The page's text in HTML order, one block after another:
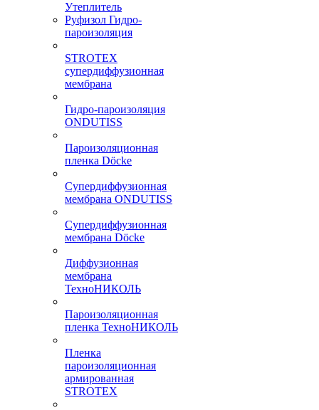
Утеплитель
Руфизол Гидро-
пароизоляция
STROTEX
супердиффузионная
мембрана
Гидро-пароизоляция
ONDUTISS
Пароизоляционная
пленка Döcke
Супердиффузионная
мембрана ONDUTISS
Супердиффузионная
мембрана Döcke
Диффузионная
мембрана
ТехноНИКОЛЬ
Пароизоляционная
пленка ТехноНИКОЛЬ
Пленка
пароизоляционная
армированная
STROTEX